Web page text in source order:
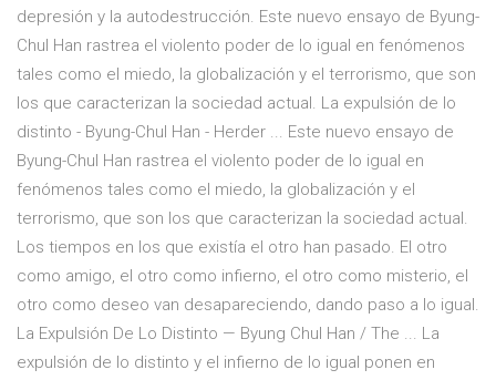
depresión y la autodestrucción. Este nuevo ensayo de Byung-
Chul Han rastrea el violento poder de lo igual en fenómenos
tales como el miedo, la globalización y el terrorismo, que son
los que caracterizan la sociedad actual. La expulsión de lo
distinto - Byung-Chul Han - Herder ... Este nuevo ensayo de
Byung-Chul Han rastrea el violento poder de lo igual en
fenómenos tales como el miedo, la globalización y el
terrorismo, que son los que caracterizan la sociedad actual.
Los tiempos en los que existía el otro han pasado. El otro
como amigo, el otro como infierno, el otro como misterio, el
otro como deseo van desapareciendo, dando paso a lo igual.
La Expulsión De Lo Distinto — Byung Chul Han / The ... La
expulsión de lo distinto y el infierno de lo igual ponen en